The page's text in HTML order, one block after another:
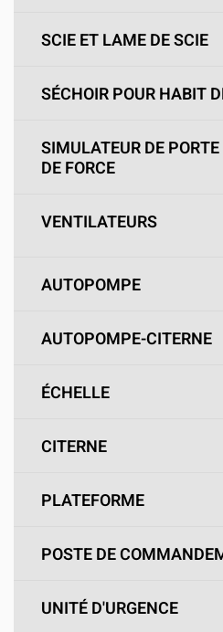
SCIE ET LAME DE SCIE
SÉCHOIR POUR HABIT
SIMULATEUR DE
DE FORCE
VENTILATEURS
AUTOPOMPE
AUTOPOMPE-CITERNE
ÉCHELLE
CITERNE
PLATEFORME
POSTE DE
UNITÉ D'URGENCE